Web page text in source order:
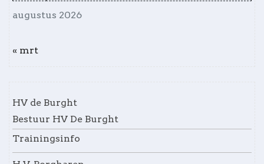
augustus 2026
« mrt
HV de Burght
Bestuur HV De Burght
Trainingsinfo